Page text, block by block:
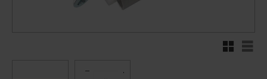
RutenettListe